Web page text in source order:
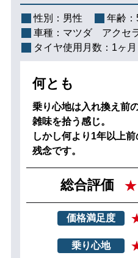
性別： 男性 年齢：
車種： マツダ アクセ
タイヤ使用月数： 1ヶ月
何とも
乗り心地は入れ換え前
雑味を拾う感じ。
しかし何より1年以上前
残念です。
総合評価
価格満足度
乗り心地